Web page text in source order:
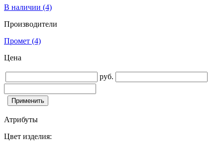
В наличии (4)
Производители
Промет (4)
Цена
руб.
Атрибуты
Цвет изделия: